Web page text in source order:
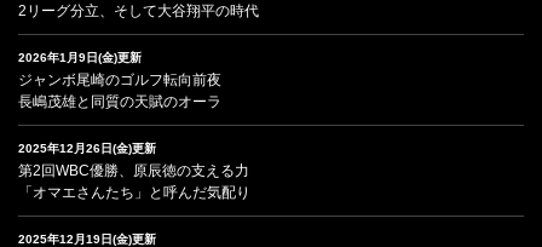
2リーグ分立、そして大谷翔平の時代
2026年1月9日(金)更新
ジャンボ尾崎のゴルフ転向前夜
長嶋茂雄と同質の天賦のオーラ
2025年12月26日(金)更新
第2回WBC優勝、原辰徳の支える力
「オマエさんたち」と呼んだ気配り
2025年12月19日(金)更新